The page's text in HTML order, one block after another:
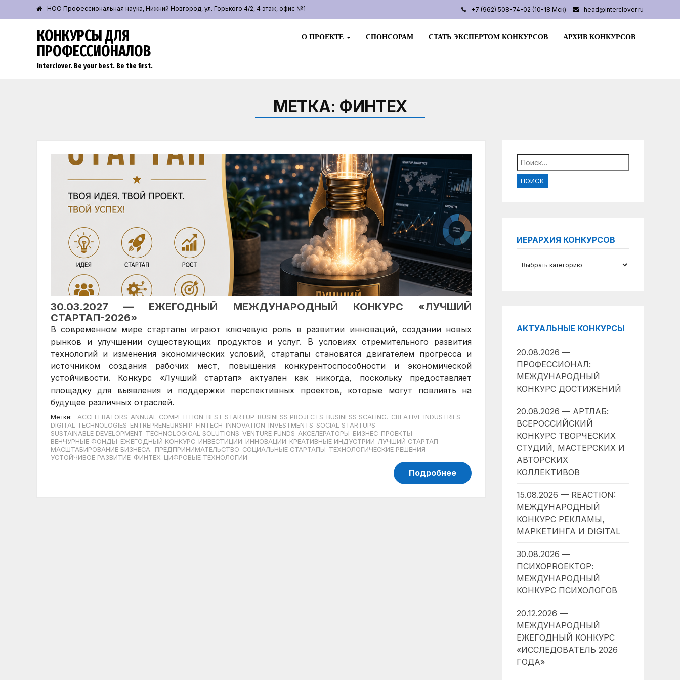
НОО Профессиональная наука, Нижний Новгород, ул. Горького 4/2, 4 этаж, офис №1 +7 (962) 508-74-02 (10-18 Мск) head@interclover.ru
КОНКУРСЫ ДЛЯ
ПРОФЕССИОНАЛОВ
Interclover. Be your best. Be the first.
О ПРОЕКТЕ СПОНСОРАМ СТАТЬ ЭКСПЕРТОМ КОНКУРСОВ АРХИВ КОНКУРСОВ
МЕТКА: ФИНТЕХ
30.03.2027 — ЕЖЕГОДНЫЙ МЕЖДУНАРОДНЫЙ КОНКУРС «ЛУЧШИЙ
СТАРТАП-2026»
В современном мире стартапы играют ключевую роль в развитии инноваций, создании новых
рынков и улучшении существующих продуктов и услуг. В условиях стремительного развития
технологий и изменения экономических условий, стартапы становятся двигателем прогресса и
источником создания рабочих мест, повышения конкурентоспособности и экономической
устойчивости. Конкурс «Лучший стартап» актуален как никогда, поскольку предоставляет
площадку для выявления и поддержки перспективных проектов, которые могут повлиять на
будущее различных отраслей.
Метки: ACCELERATORS ANNUAL COMPETITION BEST STARTUP BUSINESS PROJECTS BUSINESS SCALING. CREATIVE INDUSTRIES
DIGITAL TECHNOLOGIES ENTREPRENEURSHIP FINTECH INNOVATION INVESTMENTS SOCIAL STARTUPS
SUSTAINABLE DEVELOPMENT TECHNOLOGICAL SOLUTIONS VENTURE FUNDS АКСЕЛЕРАТОРЫ БИЗНЕС-ПРОЕКТЫ
ВЕНЧУРНЫЕ ФОНДЫ ЕЖЕГОДНЫЙ КОНКУРС ИНВЕСТИЦИИ ИННОВАЦИИ КРЕАТИВНЫЕ ИНДУСТРИИ ЛУЧШИЙ СТАРТАП
МАСШТАБИРОВАНИЕ БИЗНЕСА. ПРЕДПРИНИМАТЕЛЬСТВО СОЦИАЛЬНЫЕ СТАРТАПЫ ТЕХНОЛОГИЧЕСКИЕ РЕШЕНИЯ
УСТОЙЧИВОЕ РАЗВИТИЕ ФИНТЕХ ЦИФРОВЫЕ ТЕХНОЛОГИИ
Подробнее
Найти:
ИЕРАРХИЯ КОНКУРСОВ
АКТУАЛЬНЫЕ КОНКУРСЫ
20.08.2026 —
ПРОФЕССИОНАЛ:
МЕЖДУНАРОДНЫЙ
КОНКУРС ДОСТИЖЕНИЙ
20.08.2026 — АРТЛАБ:
ВСЕРОССИЙСКИЙ
КОНКУРС ТВОРЧЕСКИХ
СТУДИЙ, МАСТЕРСКИХ И
АВТОРСКИХ
КОЛЛЕКТИВОВ
15.08.2026 — REACTION:
МЕЖДУНАРОДНЫЙ
КОНКУРС РЕКЛАМЫ,
МАРКЕТИНГА И DIGITAL
30.08.2026 —
ПСИХОPROЕКТОР:
МЕЖДУНАРОДНЫЙ
КОНКУРС ПСИХОЛОГОВ
20.12.2026 —
МЕЖДУНАРОДНЫЙ
ЕЖЕГОДНЫЙ КОНКУРС
«ИССЛЕДОВАТЕЛЬ 2026
ГОДА»